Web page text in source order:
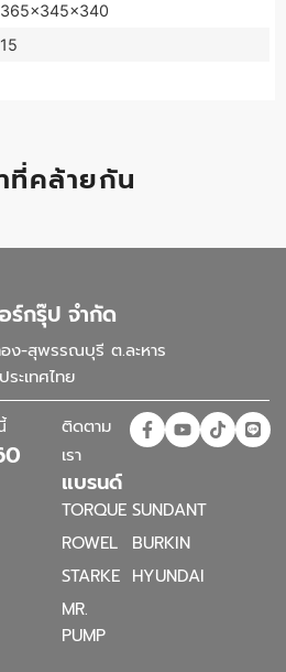
365x345x340
15
ที่คล้ายกัน
ร์กรุ๊ป จำกัด
ง-สุพรรณบุรี ต.ละหาร
ะเทศไทย
ติดตาม
เรา
แบรนด์
TORQUE
ROWEL
STARKE
MR.
PUMP
SUNDANT
BURKIN
HYUNDAI